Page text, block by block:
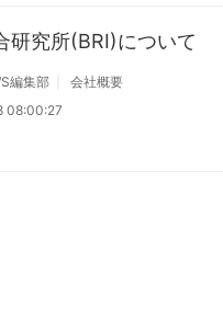
研究所(BRI)について
編集部
会社概要
08:00:27